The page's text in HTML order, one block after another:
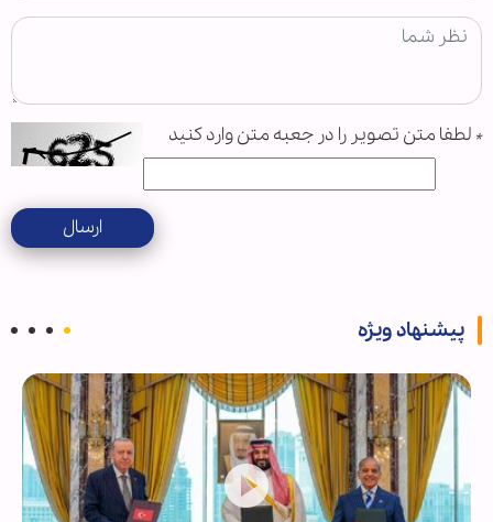
* لطفا متن تصویر را در جعبه متن وارد کنید
ارسال
پیشنهاد ویژه